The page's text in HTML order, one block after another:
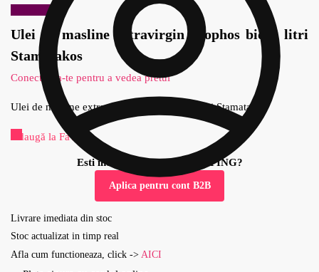
Reduceri!
Ulei de masline extravirgin Liophos bio 5 litri
Stamatakos
Conecteaza-te pentru a vedea pretul
Ulei de masline extravirgin Liophos bio 5 litri Stamatakos
Adaugă la Favorite
Esti interesat de DROPSHIPPING?
Aplica pentru cont B2B
Livrare imediata din stoc
Stoc actualizat in timp real
Afla cum functioneaza, click -> AICI